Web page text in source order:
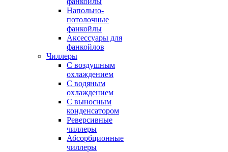
Напольно-
потолочные
фанкойлы
Аксессуары для
фанкойлов
Чиллеры
С воздушным
охлаждением
С водяным
охлаждением
С выносным
конденсатором
Реверсивные
чиллеры
Абсорбционные
чиллеры